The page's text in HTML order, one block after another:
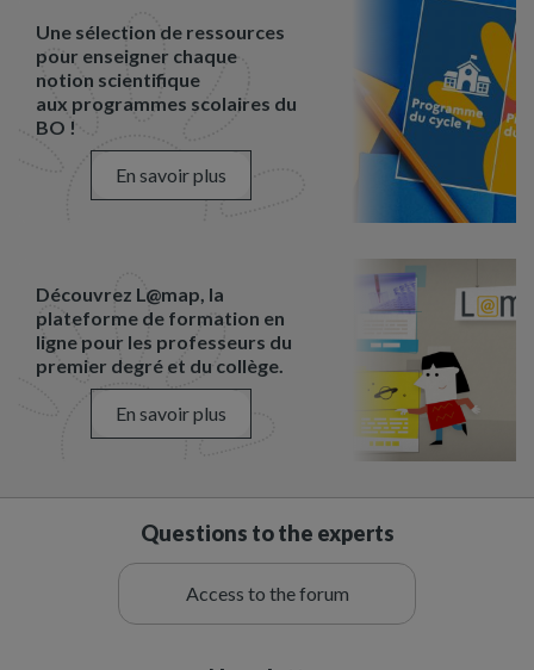
Une sélection de ressources
pour enseigner chaque
notion scientifique
aux programmes scolaires du
BO !
En savoir plus
Découvrez L@map, la
plateforme de formation en
ligne pour les professeurs du
premier degré et du collège.
En savoir plus
Questions to the experts
Access to the forum